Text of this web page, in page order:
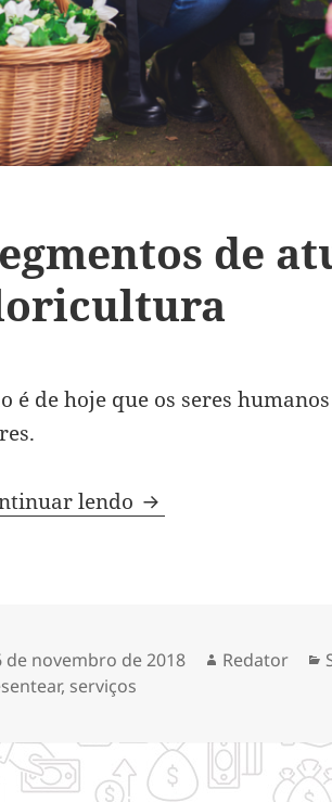
de
é de hoje que os seres
lendo Segmentos de
de novembro de 2018 Autor
Redator
, serviços